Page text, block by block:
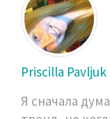
Priscilla Pavljuk
Я сначала